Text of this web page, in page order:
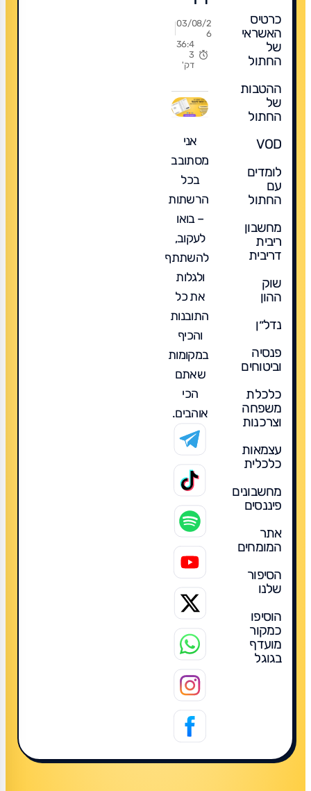
כרטיס
האשראי
של
החתול
ההטבות
של
החתול
VOD
לומדים
עם
החתול
מחשבון
ריבית
דריבית
שוק
ההון
נדל״ן
פנסיה
וביטוחים
כלכלת
משפחה
וצרכנות
עצמאות
כלכלית
מחשבונים
פיננסים
אתר
המומחים
הסיפור
שלנו
הוסיפו
כמקור
מועדף
בגוגל
כהן
מידן
(ד"ר
אמא) -
חינוך
ביתי
עולה
האמת
הכלכלית
שלא
עליה
03/08/2
6
36:4
3
דק'
אני
מסתובב
בכל
הרשתות
– בואו
לעקוב,
להשתתף
ולגלות
את כל
התובנות
והכיף
במקומות
שאתם
הכי
אוהבים.